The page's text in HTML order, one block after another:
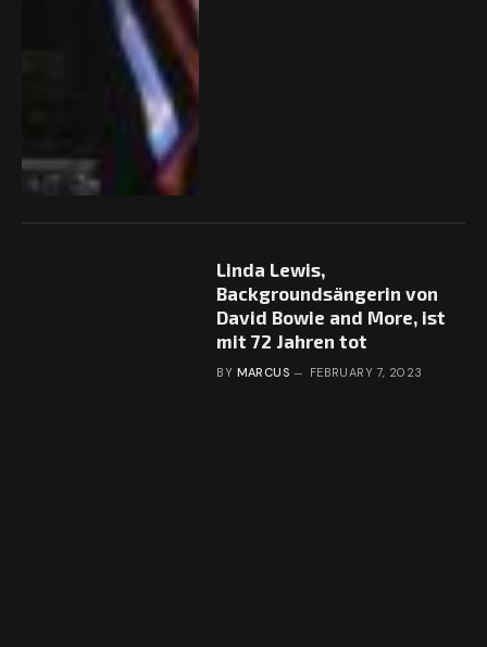
Linda Lewis,
Backgroundsängerin von
David Bowie and More, ist
mit 72 Jahren tot
BY MARCUS FEBRUARY 7, 2023